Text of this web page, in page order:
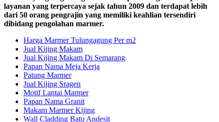
layanan yang terpercaya sejak tahun 2009 dan terdapat lebih
dari 50 orang pengrajin yang memiliki keahlian tersendiri
dibidang pengolahan marmer.
Harga Marmer Tulungagung Per m2
Jual Kijing Makam
Jual Kijing Makam Di Semarang
Papan Nama Meja Kerja
Patung Marmer
Jual Kijing Sragen
Motif Lantai Marmer
Papan Nama Granit
Makam Marmer Kijing
Wall Cladding Batu Andesit